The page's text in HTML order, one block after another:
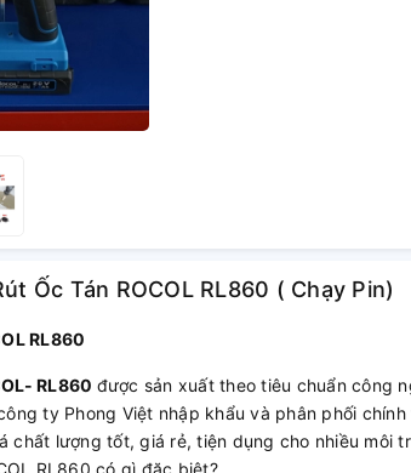
Ốc Tán ROCOL RL860 ( Chạy Pin)
RL860
RL860 được sản xuất theo tiêu chuẩn công
ty Phong Việt nhập khẩu và phân phối
chất lượng tốt, giá rẻ, tiện dụng cho nhiều môi
RL860 có gì đặc biệt?